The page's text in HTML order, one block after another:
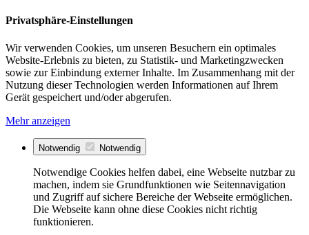
Privatsphäre-Einstellungen
Wir verwenden Cookies, um unseren Besuchern ein optimales
Website-Erlebnis zu bieten, zu Statistik- und Marketingzwecken
sowie zur Einbindung externer Inhalte. Im Zusammenhang mit der
Nutzung dieser Technologien werden Informationen auf Ihrem
Gerät gespeichert und/oder abgerufen.
Mehr anzeigen
Notwendig Notwendig
Notwendige Cookies helfen dabei, eine Webseite nutzbar zu
machen, indem sie Grundfunktionen wie Seitennavigation
und Zugriff auf sichere Bereiche der Webseite ermöglichen.
Die Webseite kann ohne diese Cookies nicht richtig
funktionieren.